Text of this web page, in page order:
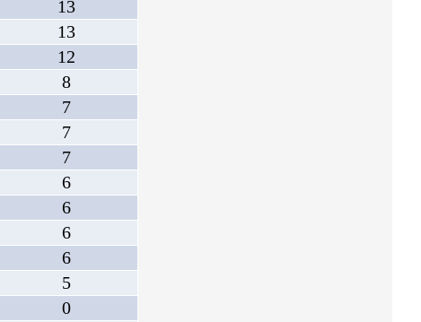
13
13
12
8
7
7
7
6
6
6
6
5
0